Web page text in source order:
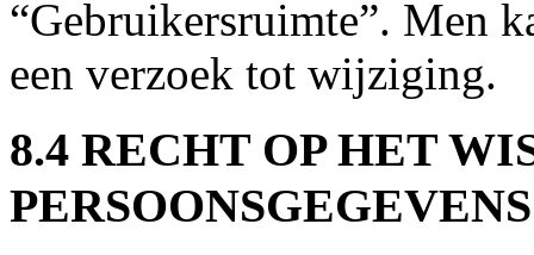
“Gebruikersruimte”. Men
een verzoek tot wijziging.
8.4 RECHT OP HET
PERSOONSGEGEVENS